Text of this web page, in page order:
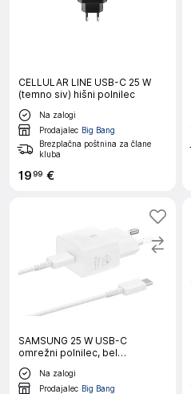
CELLULAR LINE USB-C 25 W
(temno siv) hišni polnilec
Na zalogi
Prodajalec Big Bang
Brezplačna poštnina za člane
kluba
1999 €
SAMSUNG 25 W USB-C
omrežni polnilec, bel
(adapter+kabel)
Na zalogi
Prodajalec Big Bang